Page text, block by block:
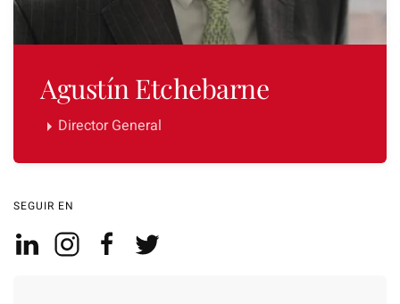
Agustín Etchebarne
Director General
SEGUIR EN